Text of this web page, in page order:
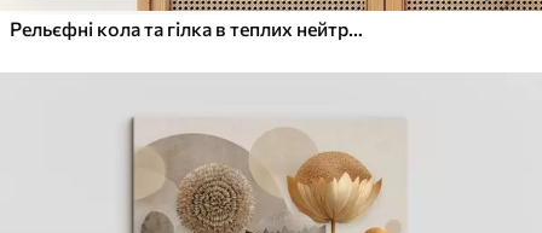
✓Яскраві, насичені кольори
Поверхня з текстурою полотна
Екологічний матеріал
Рельєфні кола та гілка в теплих нейтральних тонах